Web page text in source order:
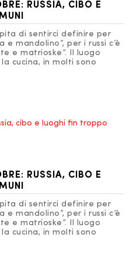
RUSSIA, CIBO E
di sentirci definire per
mandolino”, per i russi c’è
e matrioske”. Il luogo
cucina, in molti sono
RUSSIA, CIBO E
di sentirci definire per
mandolino”, per i russi c’è
e matrioske”. Il luogo
cucina, in molti sono